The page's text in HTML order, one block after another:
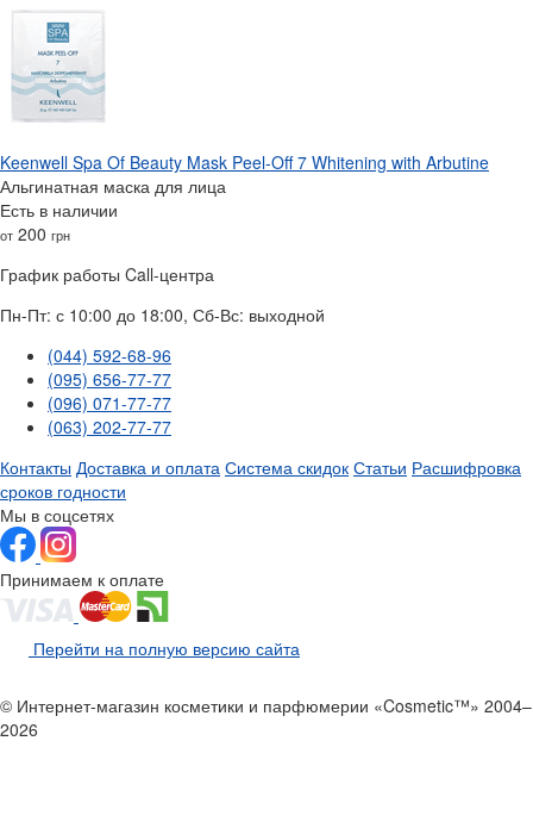
Keenwell Spa Of Beauty Mask Peel-Off 7 Whitening with Arbutine
Альгинатная маска для лица
Есть в наличии
от 200 грн
График работы Call-центра
Пн-Пт: с 10:00 до 18:00, Сб-Вс: выходной
(044) 592-68-96
(095) 656-77-77
(096) 071-77-77
(063) 202-77-77
Контакты Доставка и оплата Система скидок Статьи Расшифровка
сроков годности
Мы в соцсетях
Принимаем к оплате
Перейти на полную версию сайта
© Интернет-магазин косметики и парфюмерии «Cosmetic™» 2004–
2026